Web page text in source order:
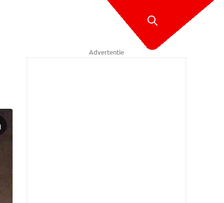
Advertentie